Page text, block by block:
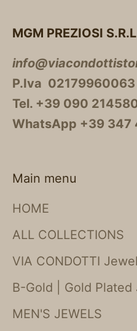
MGM PREZIOSI
P.Iva 02179960063
Tel. +39 090
WhatsApp +39 347
Main menu
HOME
ALL COLLECTIONS
VIA CONDOTTI
B-Gold | Gold Plated
MEN'S JEWELS